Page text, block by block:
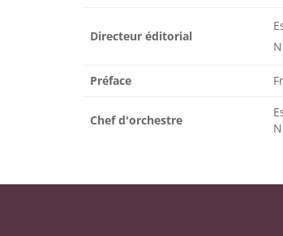
Directeur éditorial
Préface
Chef d'orchestre